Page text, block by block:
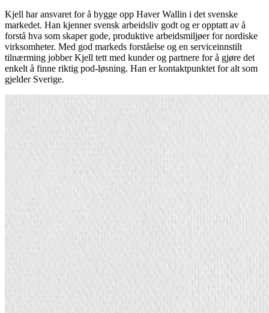
Kjell har ansvaret for å bygge opp Haver Wallin i det svenske
markedet. Han kjenner svensk arbeidsliv godt og er opptatt av å
forstå hva som skaper gode, produktive arbeidsmiljøer for nordiske
virksomheter. Med god markeds forståelse og en serviceinnstilt
tilnærming jobber Kjell tett med kunder og partnere for å gjøre det
enkelt å finne riktig pod-løsning. Han er kontaktpunktet for alt som
gjelder Sverige.